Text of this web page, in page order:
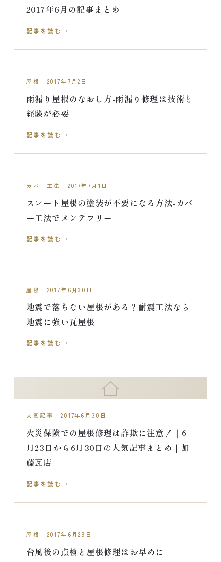
2017年6月の記事まとめ
記事を読む
屋根 2017年7月2日
雨漏り屋根のなおし方-雨漏り修理は技術と
経験が必要
記事を読む
カバー工法 2017年7月1日
スレート屋根の塗装が不要になる方法-カバ
ー工法でメンテフリー
記事を読む
屋根 2017年6月30日
地震で落ちない屋根がある？耐震工法なら
地震に強い瓦屋根
記事を読む
人気記事 2017年6月30日
火災保険での屋根修理は詐欺に注意！｜6
月23日から6月30日の人気記事まとめ｜加
藤瓦店
記事を読む
屋根 2017年6月29日
台風後の点検と屋根修理はお早めに